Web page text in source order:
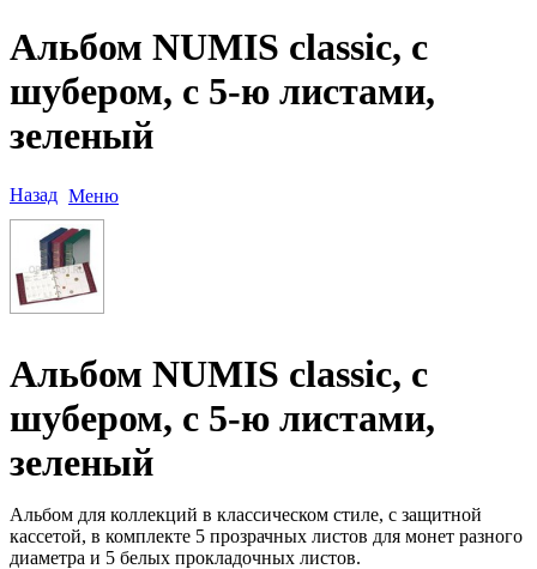
Альбом NUMIS classic, с
шубером, с 5-ю листами,
зеленый
Назад Меню
Альбом NUMIS classic, с
шубером, с 5-ю листами,
зеленый
Альбом для коллекций в классическом стиле, с защитной
кассетой, в комплекте 5 прозрачных листов для монет разного
диаметра и 5 белых прокладочных листов.